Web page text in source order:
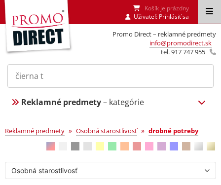
Promo Direct – reklamné predmety
info@promodirect.sk
tel. 917 747 955
Košík je prázdny
Uživateľ: Prihlásiť sa
Reklamné predmety– kategórie
drobné potreby
Reklamné predmety » Osobná starostlivosť» drobné potreby